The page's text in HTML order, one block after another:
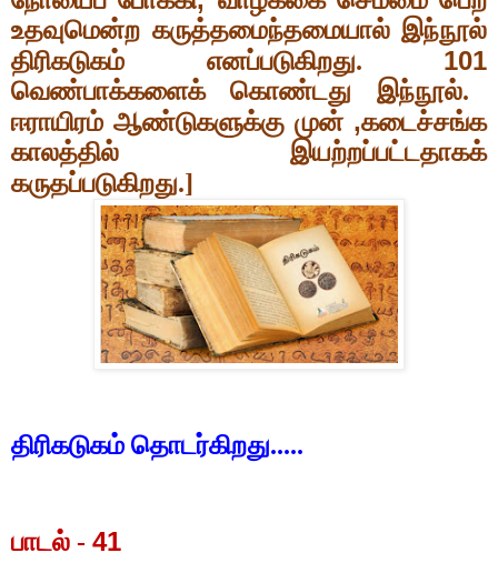
உதவுமென்ற கருத்தமைந்தமையால் இந்நூல்
திரிகடுகம் எனப்படுகிறது. 101
வெண்பாக்களைக் கொண்டது இந்நூல்.
ஈராயிரம் ஆண்டுகளுக்கு முன் ,கடைச்சங்க
காலத்தில் இயற்றப்பட்டதாகக்
கருதப்படுகிறது.]
திரிகடுகம் தொடர்கிறது.....
பாடல் - 41